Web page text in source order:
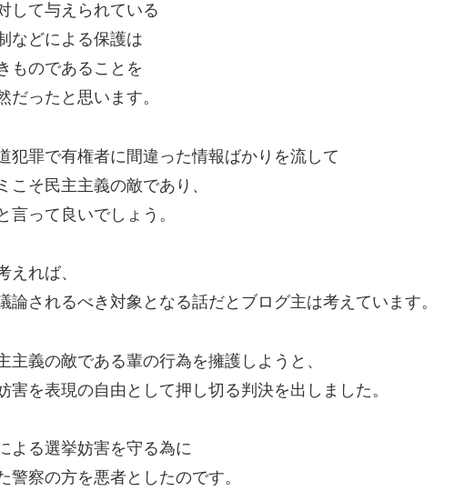
して与えられている
などによる保護は
ものであることを
だったと思います。
犯罪で有権者に間違った情報ばかりを流して
そ民主主義の敵であり、
言って良いでしょう。
えれば、
論されるべき対象となる話だとブログ主は考えています。
義の敵である輩の行為を擁護しようと、
害を表現の自由として押し切る判決を出しました。
よる選挙妨害を守る為に
察の方を悪者としたのです。